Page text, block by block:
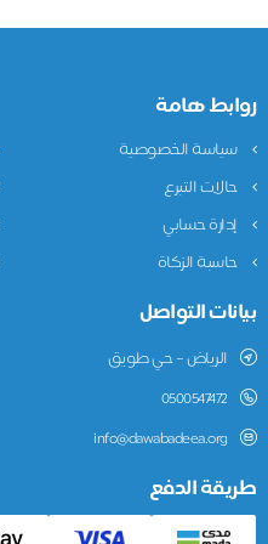
هامة
الخصوصية
التبرع
حسابي
الزكاة
التواصل
الرياض – حي طويق
0500547472
info@dawabadeea.org
الدفع